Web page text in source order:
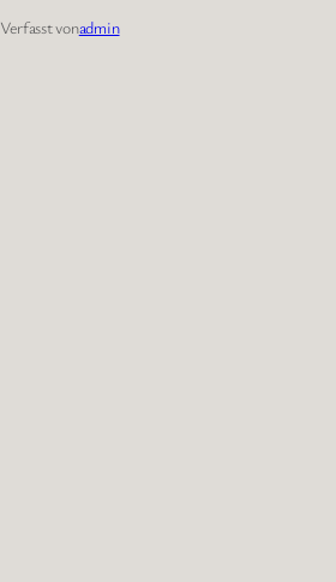
Verfasst vonadmin